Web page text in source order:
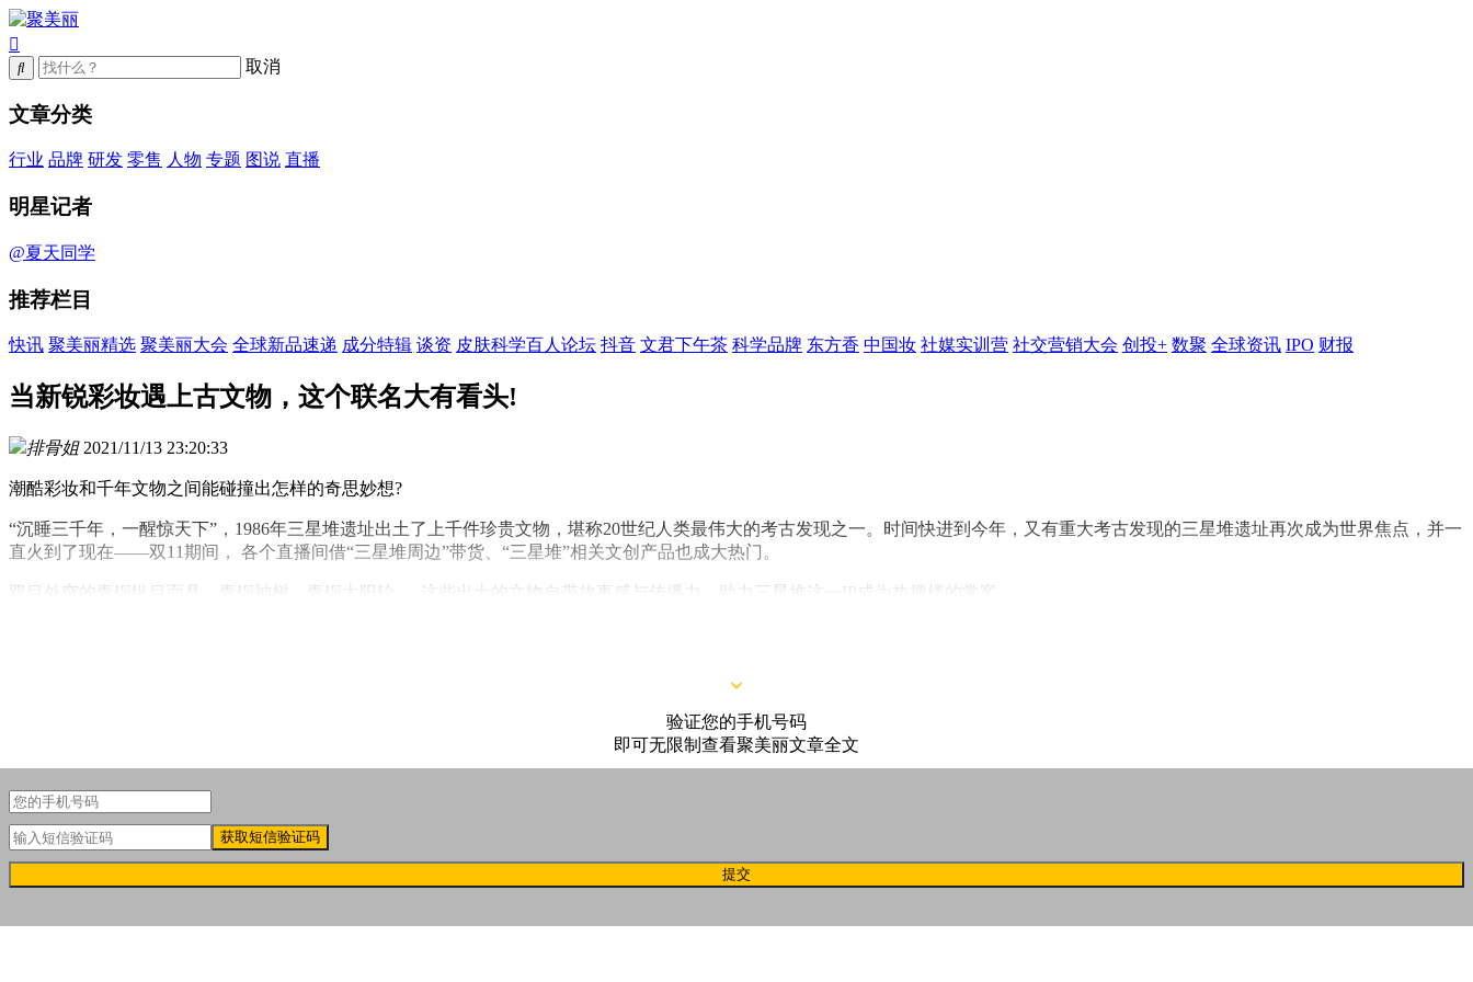
取消
文章分类
行业 品牌 研发 零售 人物 专题 图说 直播
明星记者
@夏天同学
推荐栏目
快讯 聚美丽精选 聚美丽大会 全球新品速递 成分特辑 谈资 皮肤科学百人论坛 抖音 文君下午茶 科学品牌 东方香 中国妆 社媒实训营 社交营销大会 创投+ 数聚 全球资讯 IPO 财报
当新锐彩妆遇上古文物，这个联名大有看头!
排骨姐 2021/11/13 23:20:33
潮酷彩妆和千年文物之间能碰撞出怎样的奇思妙想?
“沉睡三千年，一醒惊天下”，1986年三星堆遗址出土了上千件珍贵文物，堪称20世纪人类最伟大的考古发现之一。时间快进到今年，又有重大考古发现的三星堆遗址再次成为世界焦点，并一
直火到了现在——双11期间， 各个直播间借“三星堆周边”带货、“三星堆”相关文创产品也成大热门。
双目外突的青铜纵目面具、青铜神树、青铜太阳轮......这些出土的文物自带故事感与传播力，助力三星堆这一IP成为热搜榜的常客。
验证您的手机号码
即可无限制查看聚美丽文章全文
获取短信验证码
提交